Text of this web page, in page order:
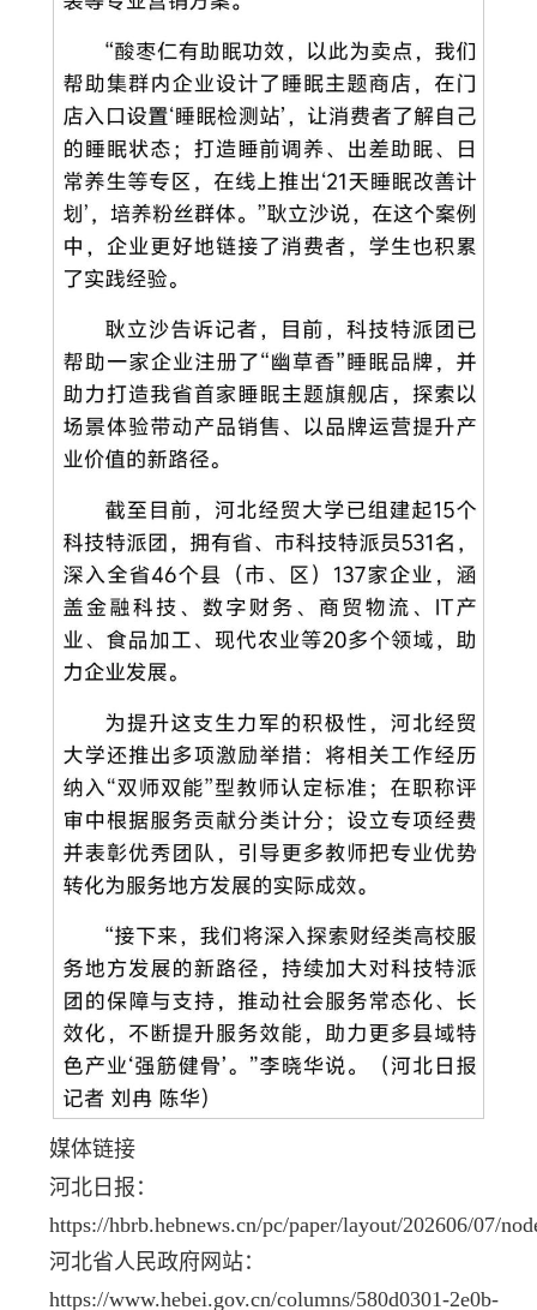
媒体链接
河北日报：
https://hbrb.hebnews.cn/pc/paper/layout/202606/07/
河北省人民政府网站：
https://www.hebei.gov.cn/columns/580d0301-2e0b-